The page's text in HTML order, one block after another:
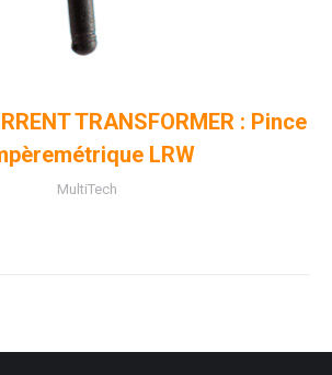
TRANSFORMER : Pince
LRW
MultiTech